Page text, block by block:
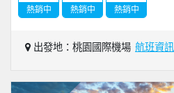
熱銷中
熱銷中
熱銷中
出發地：桃園國際機場 航班資訊